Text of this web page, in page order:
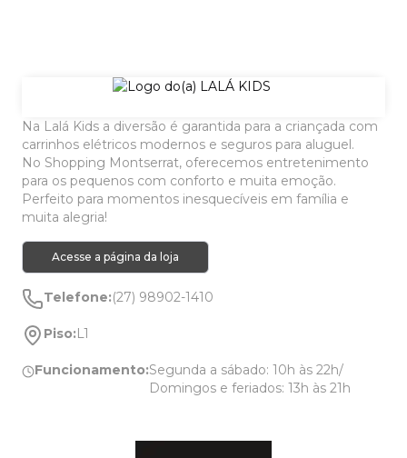
Na Lalá Kids a diversão é garantida para a criançada com
carrinhos elétricos modernos e seguros para aluguel.
No Shopping Montserrat, oferecemos entretenimento
para os pequenos com conforto e muita emoção.
Perfeito para momentos inesquecíveis em família e
muita alegria!
Acesse a página da loja
Telefone:(27) 98902-1410
Piso:L1
Funcionamento:Segunda a sábado: 10h às 22h/
Domingos e feriados: 13h às 21h